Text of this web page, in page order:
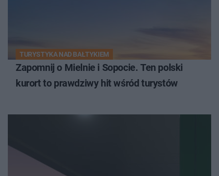
TURYSTYKA NAD BAŁTYKIEM
Zapomnij o Mielnie i Sopocie. Ten polski
kurort to prawdziwy hit wśród turystów